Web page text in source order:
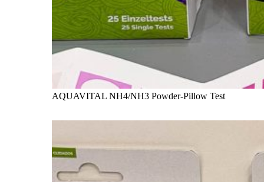
AQUAVITAL NH4/NH3 Powder-Pillow Test